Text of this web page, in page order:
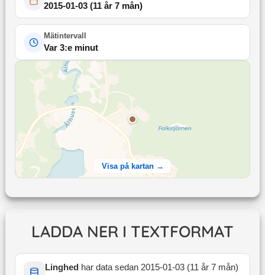
2015-01-03(11 år 7 mån)
Mätintervall
Var 3:e minut
Visa på kartan →
LADDA NER I TEXTFORMAT
Linghed har data sedan 2015-01-03(11 år 7 mån)